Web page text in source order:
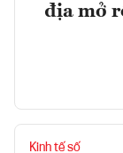
địa mở
Kinh tế số